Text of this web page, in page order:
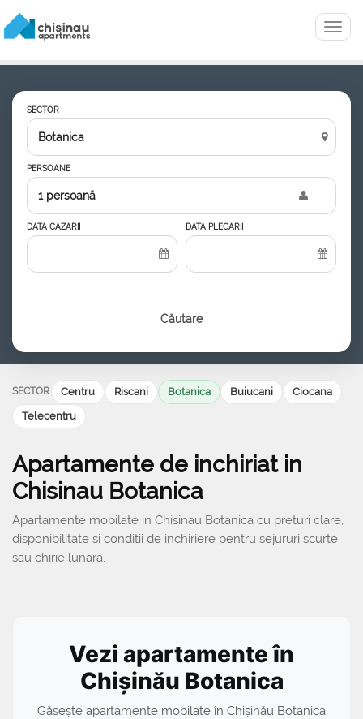
Menu
SECTOR
PERSOANE
1 persoană
DATA CAZARII DATA PLECARII
Căutare
SECTOR Centru Riscani Botanica Buiucani
Ciocana
Telecentru
Apartamente de inchiriat in
Chisinau Botanica
Apartamente mobilate in Chisinau Botanica cu preturi clare,
disponibilitate si conditii de inchiriere pentru sejururi scurte
sau chirie lunara.
Vezi apartamente în
Chișinău Botanica
Găsește apartamente mobilate în Chișinău Botanica